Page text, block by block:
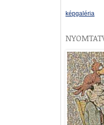
képgaléria